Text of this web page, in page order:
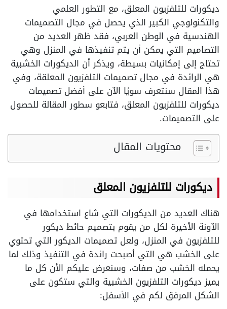
ديكورات للتلفزيون المعلق، مع التطور العلمي
والتكنولوجي الكبير الذي يحصل في مجال التصميمات
الهندسية في الوطن العربي، فقد ظهر العديد من
التصاميم التي يمكن أن يتم تنفيذها في المنزل وهي
تحتاج إلى إمكانيات بسيطة، ويذكر أن الديكورات الخشبية
هي الرائدة في مجال تصميمات التلفزيون المعلقة، وفي
هذا المقال سنتعرف سويًا الآن على أفضل تصميمات
ديكورات للتلفزيون المعلق، فتابعو سطور المقالة للحصول
على التصميمات.
محتويات المقال
ديكورات للتلفزيون المعلق
هناك العديد من الديكورات التي شاع استخدامها في
الآونة الأخيرة لكل من يقوم بتصميم حائط ديكور
للتلفزيون في المنزل، ولعل تصميمات الديكور التي تحتوي
على الخشب هي التي أصبحت رائدة في التنفيذ وذلك لما
يحمله الخشب من صفات، وسنعرض عليكم الأن كل ما
يميز ديكورات التلفزيون الخشبية والتي ستكون على
الشكل المرفق لكم في الأسفل: